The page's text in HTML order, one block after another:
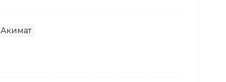
Акимат